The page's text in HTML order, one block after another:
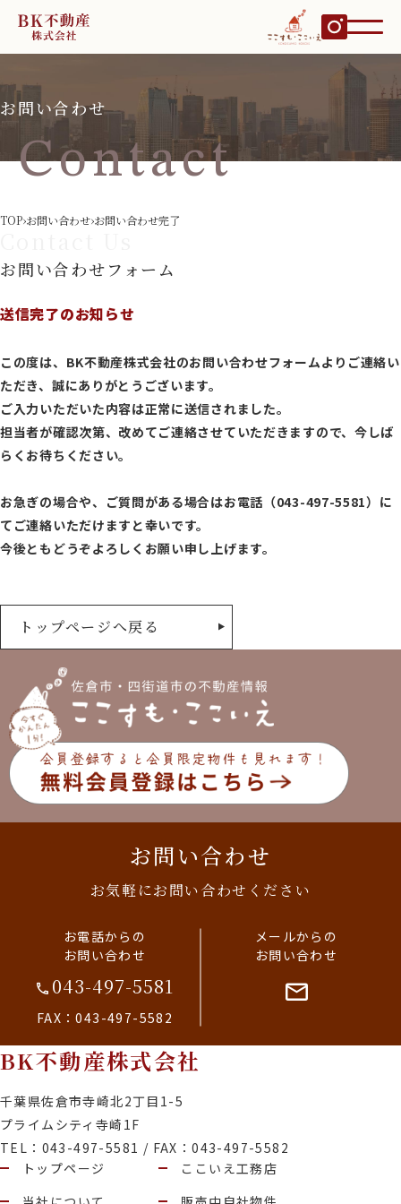
お問い合わせ
Contact
TOP›お問い合わせ›お問い合わせ完了
お問い合わせフォーム
送信完了のお知らせ
この度は、BK不動産株式会社のお問い合わせフォームよりご連絡い
ただき、誠にありがとうございます。
ご入力いただいた内容は正常に送信されました。
担当者が確認次第、改めてご連絡させていただきますので、今しば
らくお待ちください。
お急ぎの場合や、ご質問がある場合はお電話（043-497-5581）に
てご連絡いただけますと幸いです。
今後ともどうぞよろしくお願い申し上げます。
トップページへ戻る
お問い合わせ
お気軽にお問い合わせください
お電話からの
お問い合わせ
043-497-5581
FAX：043-497-5582
メールからの
お問い合わせ
BK不動産株式会社
千葉県佐倉市寺崎北2丁目1-5
プライムシティ寺崎1F
TEL：043-497-5581 / FAX：043-497-5582
トップページ
ここいえ工務店